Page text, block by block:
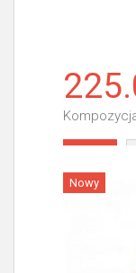
Nowy